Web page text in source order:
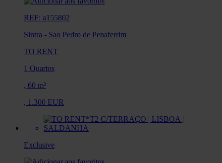
REF: a155802
Sintra - Sao Pedro de Penaferrim
TO RENT
1 Quartos
, 60 m²
, 1.300 EUR
Exclusive